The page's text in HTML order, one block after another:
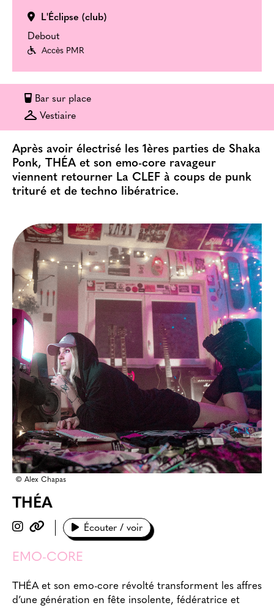
L'Éclipse (club)
Debout
Accès PMR
Bar sur place
Vestiaire
Après avoir électrisé les 1ères parties de Shaka
Ponk, THÉA et son emo-core ravageur
viennent retourner La CLEF à coups de punk
trituré et de techno libératrice.
© Alex Chapas
THÉA
Écouter / voir
EMO-CORE
THÉA et son emo-core révolté transforment les affres
d’une génération en fête insolente, fédératrice et